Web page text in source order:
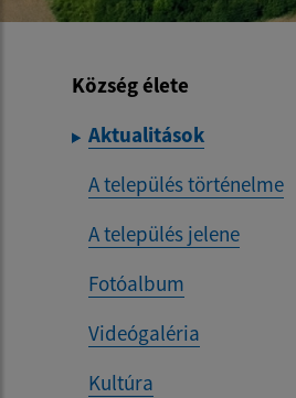
Község élete
Aktualitások
A település történelme
A település jelene
Fotóalbum
Videógaléria
Kultúra